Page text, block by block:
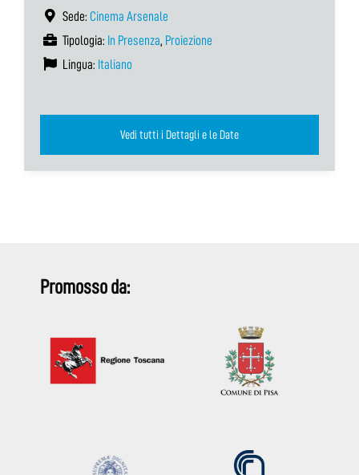
Sede: Cinema Arsenale
Tipologia: In Presenza, Proiezione
Lingua: Italiano
Vedi tutti i Dettagli e le Date
Promosso da: